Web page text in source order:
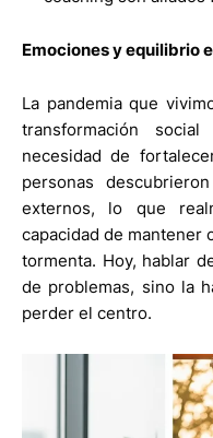
Emociones y equilibrio
La pandemia que
transformación
necesidad de
personas
externos, lo que
capacidad de mantener
tormenta. Hoy, hablar
de problemas, sino la
perder el centro.